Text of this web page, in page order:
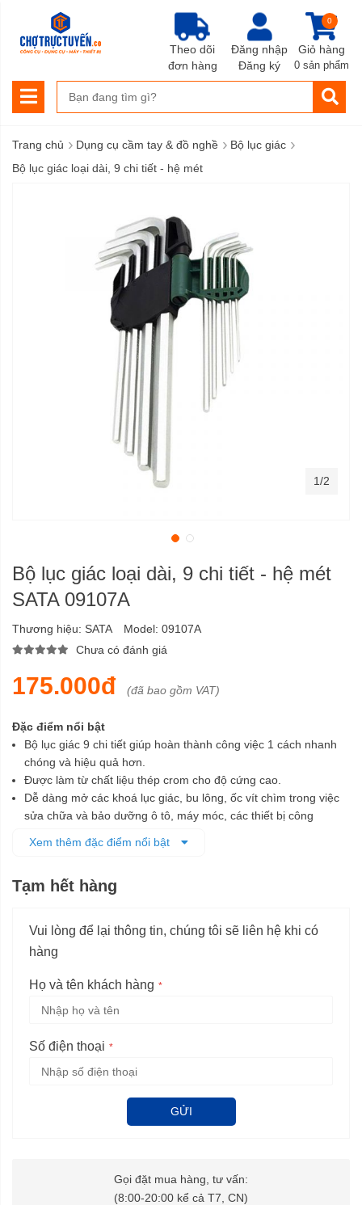
Đăng nhập
Đăng ký
Giỏ hàng
0
0 sản phẩm
Theo dõi
đơn hàng
Trang chủ › Dụng cụ cầm tay & đồ nghề › Bộ lục giác ›
Bộ lục giác loại dài, 9 chi tiết - hệ mét
Bộ lục giác loại dài, 9 chi tiết - hệ mét
SATA 09107A
Thương hiệu: SATA Model: 09107A
Chưa có đánh giá
175.000đ (đã bao gồm VAT)
Đặc điểm nổi bật
Bộ lục giác 9 chi tiết giúp hoàn thành công việc 1 cách nhanh
chóng và hiệu quả hơn.
Được làm từ chất liệu thép crom cho độ cứng cao.
Dễ dàng mở các khoá lục giác, bu lông, ốc vít chìm trong việc
sửa chữa và bảo dưỡng ô tô, máy móc, các thiết bị công
Xem thêm đặc điểm nổi bật
Tạm hết hàng
Vui lòng để lại thông tin, chúng tôi sẽ liên hệ khi có
hàng
Họ và tên khách hàng
Số điện thoại
GỬI
Gọi đặt mua hàng, tư vấn:
(8:00-20:00 kể cả T7, CN)
1/2